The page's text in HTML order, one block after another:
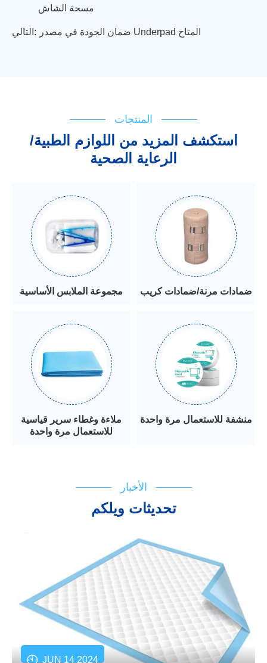
مسحة الشاش
التالي: ضمان الجودة في مصدر Underpad المتاح
المنتجات
استكشف المزيد من اللوازم الطبية/
الرعاية الصحية
مجموعة الملابس الأساسية ضمادات مرنة/ضمادات كريب
ملاءة وغطاء سرير قياسية
للاستعمال مرة واحدة
منشفة للاستعمال مرة واحدة
الأخبار
تحديثات ويلكم
JUN 14 2024